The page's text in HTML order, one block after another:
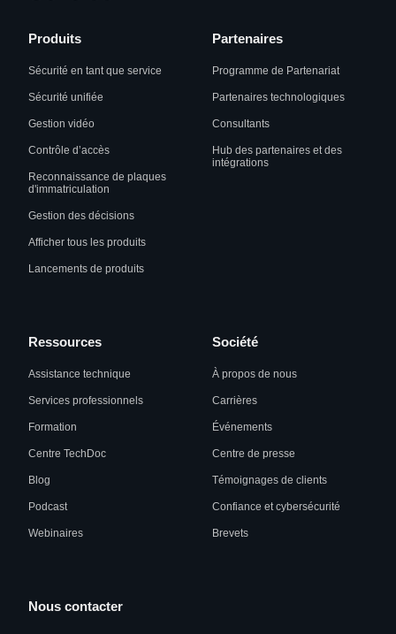
Produits
Sécurité en tant que service
Sécurité unifiée
Gestion vidéo
Contrôle d’accès
Reconnaissance de plaques
d'immatriculation
Gestion des décisions
Afficher tous les produits
Lancements de produits
Partenaires
Programme de Partenariat
Partenaires technologiques
Consultants
Hub des partenaires et des
intégrations
Ressources
Assistance technique
Services professionnels
Formation
Centre TechDoc
Blog
Podcast
Webinaires
Société
À propos de nous
Carrières
Événements
Centre de presse
Témoignages de clients
Confiance et cybersécurité
Brevets
Nous contacter